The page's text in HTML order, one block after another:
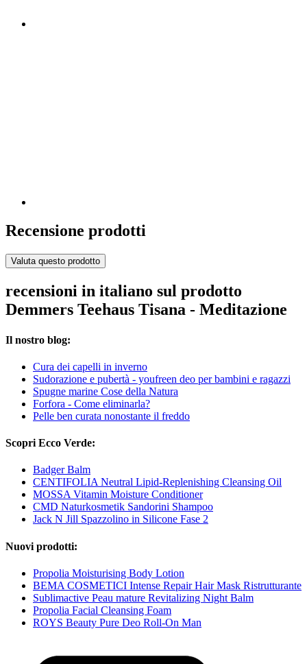
Recensione prodotti
Valuta questo prodotto
recensioni in italiano sul prodotto
Demmers Teehaus Tisana - Meditazione
Il nostro blog:
Cura dei capelli in inverno
Sudorazione e pubertà - youfreen deo per bambini e ragazzi
Spugne marine Cose della Natura
Forfora - Come eliminarla?
Pelle ben curata nonostante il freddo
Scopri Ecco Verde:
Badger Balm
CENTIFOLIA Neutral Lipid-Replenishing Cleansing Oil
MOSSA Vitamin Moisture Conditioner
CMD Naturkosmetik Sandorini Shampoo
Jack N Jill Spazzolino in Silicone Fase 2
Nuovi prodotti:
Propolia Moisturising Body Lotion
BEMA COSMETICI Intense Repair Hair Mask Ristrutturante
Sublimactive Peau mature Revitalizing Night Balm
Propolia Facial Cleansing Foam
ROYS Beauty Pure Deo Roll-On Man